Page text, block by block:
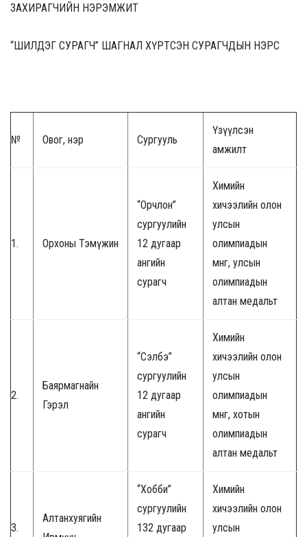
ЗАХИРАГЧИЙН НЭРЭМЖИТ
“ШИЛДЭГ СУРАГЧ” ШАГНАЛ ХҮРТСЭН СУРАГЧДЫН НЭРС
№ Овог, нэр Сургууль
Үзүүлсэн
амжилт
1. Орхоны Тэмүжин
“Орчлон”
сургуулийн
12 дугаар
ангийн
сурагч
Химийн
хичээлийн олон
улсын
олимпиадын
мөнгө, улсын
олимпиадын
алтан медальт
2.
Баярмагнайн
Гэрэл
“Сэлбэ”
сургуулийн
12 дугаар
ангийн
сурагч
Химийн
хичээлийн олон
улсын
олимпиадын
мөнгө, хотын
олимпиадын
алтан медальт
3.
Алтанхуягийн
“Хобби”
сургуулийн
132 дугаар
Химийн
хичээлийн олон
улсын